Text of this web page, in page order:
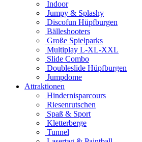
Indoor
Jumpy & Splashy
Discofun Hüpfburgen
Bälleshooters
Große Spielparks
Multiplay L-XL-XXL
Slide Combo
Doubleslide Hüpfburgen
Jumpdome
Attraktionen
Hindernisparcours
Riesenrutschen
Spaß & Sport
Kletterberge
Tunnel